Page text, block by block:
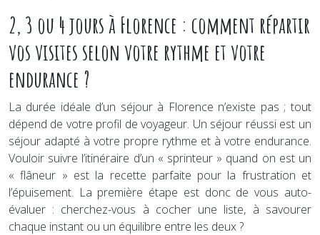
2, 3 ou 4 jours à Florence : comment répartir
vos visites selon votre rythme et votre
endurance ?
La durée idéale d’un séjour à Florence n’existe pas ; tout
dépend de votre profil de voyageur. Un séjour réussi est un
séjour adapté à votre propre rythme et à votre endurance.
Vouloir suivre l’itinéraire d’un « sprinteur » quand on est un
« flâneur » est la recette parfaite pour la frustration et
l’épuisement. La première étape est donc de vous auto-
évaluer : cherchez-vous à cocher une liste, à savourer
chaque instant ou un équilibre entre les deux ?